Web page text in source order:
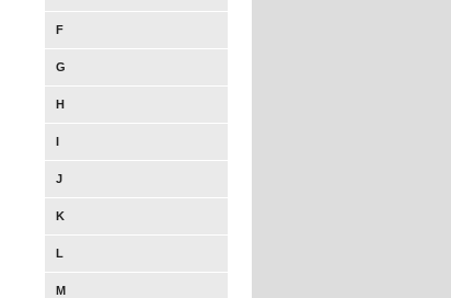
F
G
H
I
J
K
L
M